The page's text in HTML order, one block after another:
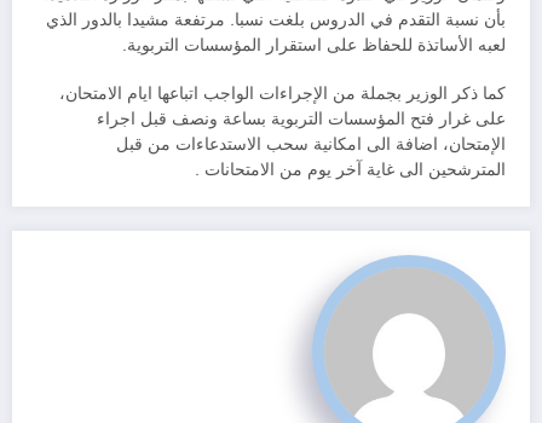
بأن نسبة التقدم في الدروس بلغت نسبا. مرتفعة مشيدا بالدور الذي
لعبه الأساتذة للحفاظ على استقرار المؤسسات التربوية.
كما ذكر الوزير بجملة من الإجراءات الواجب اتباعها ايام الامتحان،
على غرار فتح المؤسسات التربوية بساعة ونصف قبل اجراء
الإمتحان، اضافة الى امكانية سحب الاستدعاءات من قبل
المترشحين الى غاية آخر يوم من الامتحانات .